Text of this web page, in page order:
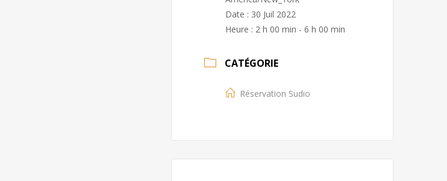
Date : 30 Juil 2022
Heure : 2 h 00 min - 6 h 00 min
CATÉGORIE
Réservation Sudio